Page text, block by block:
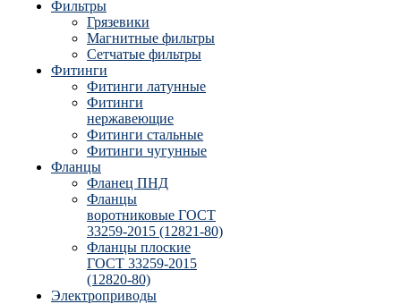
Фильтры
Грязевики
Магнитные фильтры
Сетчатые фильтры
Фитинги
Фитинги латунные
Фитинги
нержавеющие
Фитинги стальные
Фитинги чугунные
Фланцы
Фланец ПНД
Фланцы
воротниковые ГОСТ
33259-2015 (12821-80)
Фланцы плоские
ГОСТ 33259-2015
(12820-80)
Электроприводы